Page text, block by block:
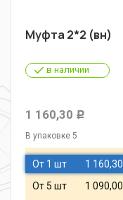
Муфта 2*2 (вн)
в наличии
1 160,30 Р
В упаковке 5
От 1 шт 1 160,30
От 5 шт 1 090,00